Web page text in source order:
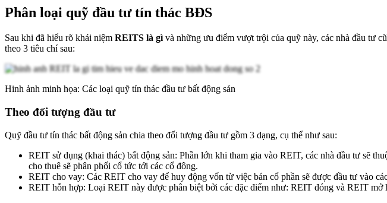
Phân loại quỹ đầu tư tín thác BĐS
Sau khi đã hiểu rõ khái niệm REITS là gì và những ưu điểm vượt trội của quỹ này, các nhà đầu tư
theo 3 tiêu chí sau:
Hinh ảnh minh họa: Các loại quỹ tín thác đầu tư bất động sản
Theo đối tượng đầu tư
Quỹ đầu tư tín thác bất động sản chia theo đối tượng đầu tư gồm 3 dạng, cụ thể như sau:
REIT sử dụng (khai thác) bất động sản: Phần lớn khi tham gia vào REIT, các nhà đầu tư sẽ
cho thuê sẽ phân phối cổ tức tới các cổ đông.
REIT cho vay: Các REIT cho vay để huy động vốn từ việc bán cổ phần sẽ được đầu tư vào
REIT hỗn hợp: Loại REIT này được phân biệt bởi các đặc điểm như: REIT đóng và REIT mở